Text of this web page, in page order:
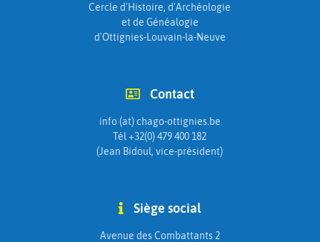
Cercle d'Histoire, d'Archéologie
et de Généalogie
d'Ottignies-Louvain-la-Neuve
Contact
info (at) chago-ottignies.be
Tél +32(0) 479 400 182
(Jean Bidoul, vice-président)
Siège social
Avenue des Combattants 2